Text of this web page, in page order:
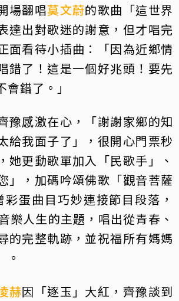
場翻唱莫文蔚的歌曲「這世界
達出對歌迷的謝意，但才唱完
面看待小插曲：「因為近鄉情
錯了！這是一個好兆頭！要先
錯了。」
豫感激在心，「謝謝家鄉的知
給我面子了」，很開心門票秒
她更動歌單加入「民歌手」、
」，加碼吟頌佛歌「觀音菩薩
蛋曲目巧妙連接節目段落，
樂人生的主題，唱出從青春、
的完整軌跡，並祝福所有媽媽
。
赫因「逐玉」大紅，齊豫談到